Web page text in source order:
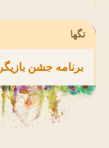
تگها
برنامه جشن بازیگر